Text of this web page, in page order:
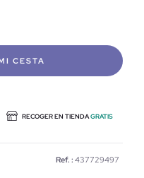
CESTA
RECOGER EN TIENDAGRATIS
Ref. : 437729497